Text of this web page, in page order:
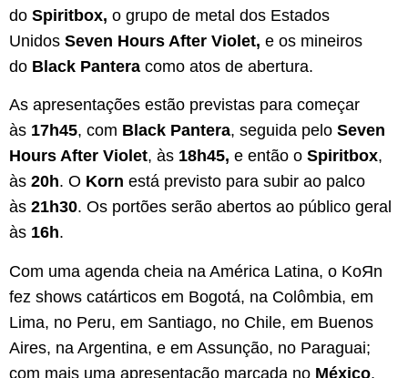
do Spiritbox, o grupo de metal dos Estados
Unidos Seven Hours After Violet, e os mineiros
do Black Pantera como atos de abertura.
As apresentações estão previstas para começar
às 17h45, com Black Pantera, seguida pelo Seven
Hours After Violet, às 18h45, e então o Spiritbox,
às 20h. O Korn está previsto para subir ao palco
às 21h30. Os portões serão abertos ao público geral
às 16h.
Com uma agenda cheia na América Latina, o KoЯn
fez shows catárticos em Bogotá, na Colômbia, em
Lima, no Peru, em Santiago, no Chile, em Buenos
Aires, na Argentina, e em Assunção, no Paraguai;
com mais uma apresentação marcada no México,